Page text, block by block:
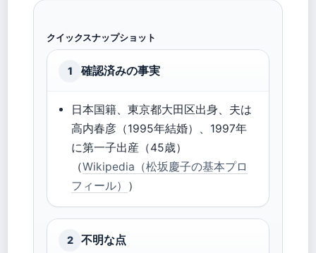
クイックスナップショット
1 確認済みの事実
日本国籍、東京都大田区出身、夫は
高内春彦（1995年結婚）、1997年
に第一子出産（45歳）
（Wikipedia（松坂慶子の基本プロ
フィール） ）
2 不明な点